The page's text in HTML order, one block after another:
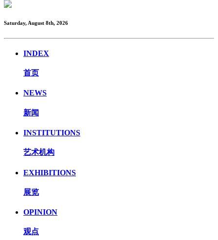
Saturday, August 8th, 2026
INDEX
首页
NEWS
新闻
INSTITUTIONS
艺术机构
EXHIBITIONS
展览
OPINION
观点